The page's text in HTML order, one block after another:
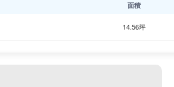
面積
14.56坪